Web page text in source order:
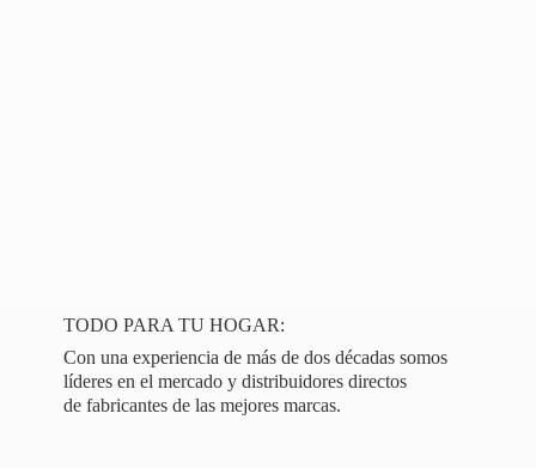
TODO PARA TU HOGAR:
Con una experiencia de más de dos décadas somos
líderes en el mercado y distribuidores directos
de fabricantes de las mejores marcas.